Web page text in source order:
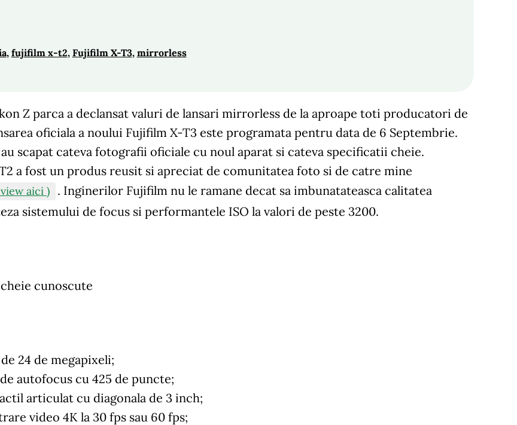
, fujifilm x-t2, Fujifilm X-T3, mirrorless
Z parca a declansat valuri de lansari mirrorless de la aproape toti producatori de
oficiala a noului Fujifilm X-T3 este programata pentru data de 6 Septembrie.
scapat cateva fotografii oficiale cu noul aparat si cateva specificatii cheie.
a fost un produs reusit si apreciat de comunitatea foto si de catre mine
aici )
. Inginerilor Fujifilm nu le ramane decat sa imbunatateasca calitatea
sistemului de focus si performantele ISO la valori de peste 3200.
cunoscute
24 de megapixeli;
autofocus cu 425 de puncte;
articulat cu diagonala de 3 inch;
video 4K la 30 fps sau 60 fps;